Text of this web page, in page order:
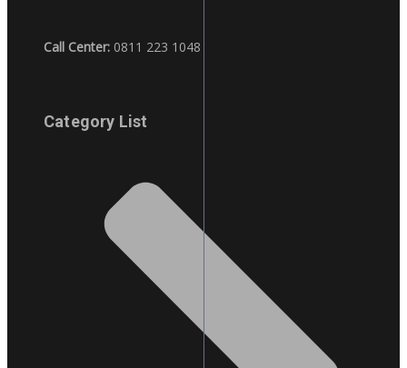
Call Center: 0811 223 1048
Category List